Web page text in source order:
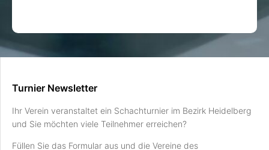
Turnier Newsletter
Ihr Verein veranstaltet ein Schachturnier im Bezirk Heidelberg
und Sie möchten viele Teilnehmer erreichen?
Füllen Sie das Formular aus und die Vereine des